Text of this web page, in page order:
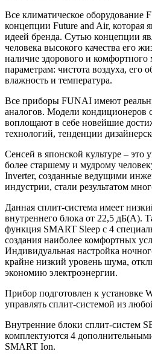
Все климатическое оборудование
концепции Future and Air, которая
идеей бренда. Сутью концепции
человека высокого качества его
наличие здорового и
параметрам: чистота воздуха, его
влажность и температура.
Все приборы FUNAI имеют
аналогов. Модели кондиционеров
воплощают в себе новейшие
технологий, тенденции
Сенсей в японской культуре – это
более старшему и мудрому
Inverter, созданные ведущими
индустрии, стали результатом
Данная сплит-система имеет
внутреннего блока от 22,5 дБ(А).
функция SMART Sleep с 4
создания наиболее комфортных
Индивидуальная настройка
крайне низкий уровень шума,
экономию электроэнергии.
Прибор подготовлен к установке
управлять сплит-системой из
Внутренние блоки сплит-систем
комплектуются 4
SMART Ion.